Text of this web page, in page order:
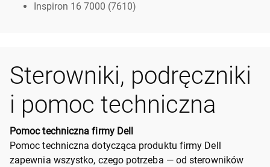
Inspiron 16 7000 (7610)
Sterowniki, podręczniki
i pomoc techniczna
Pomoc techniczna firmy Dell
Pomoc techniczna dotycząca produktu firmy Dell
zapewnia wszystko, czego potrzeba — od sterowników